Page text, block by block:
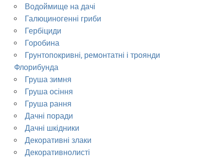
Водоймище на дачі
Галюциногенні гриби
Гербіциди
Горобина
Грунтопокривні, ремонтатні і троянди
Флорибунда
Груша зимня
Груша осіння
Груша рання
Дачні поради
Дачні шкідники
Декоративні злаки
Декоративнолисті